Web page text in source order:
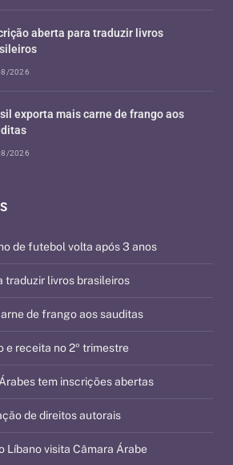
de futebol volta após 3 anos
traduzir livros brasileiros
de frango aos sauditas
e receita no 2º trimestre
tem inscrições abertas
de direitos autorais
Líbano visita Câmara Árabe
aberta para traduzir livros
2026
exporta mais carne de frango aos
2026